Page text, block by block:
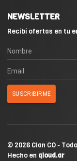
NEWSLETTER
Recibí ofertas en tu
© 2026 Clan CO -
Hecho en qloud.ar